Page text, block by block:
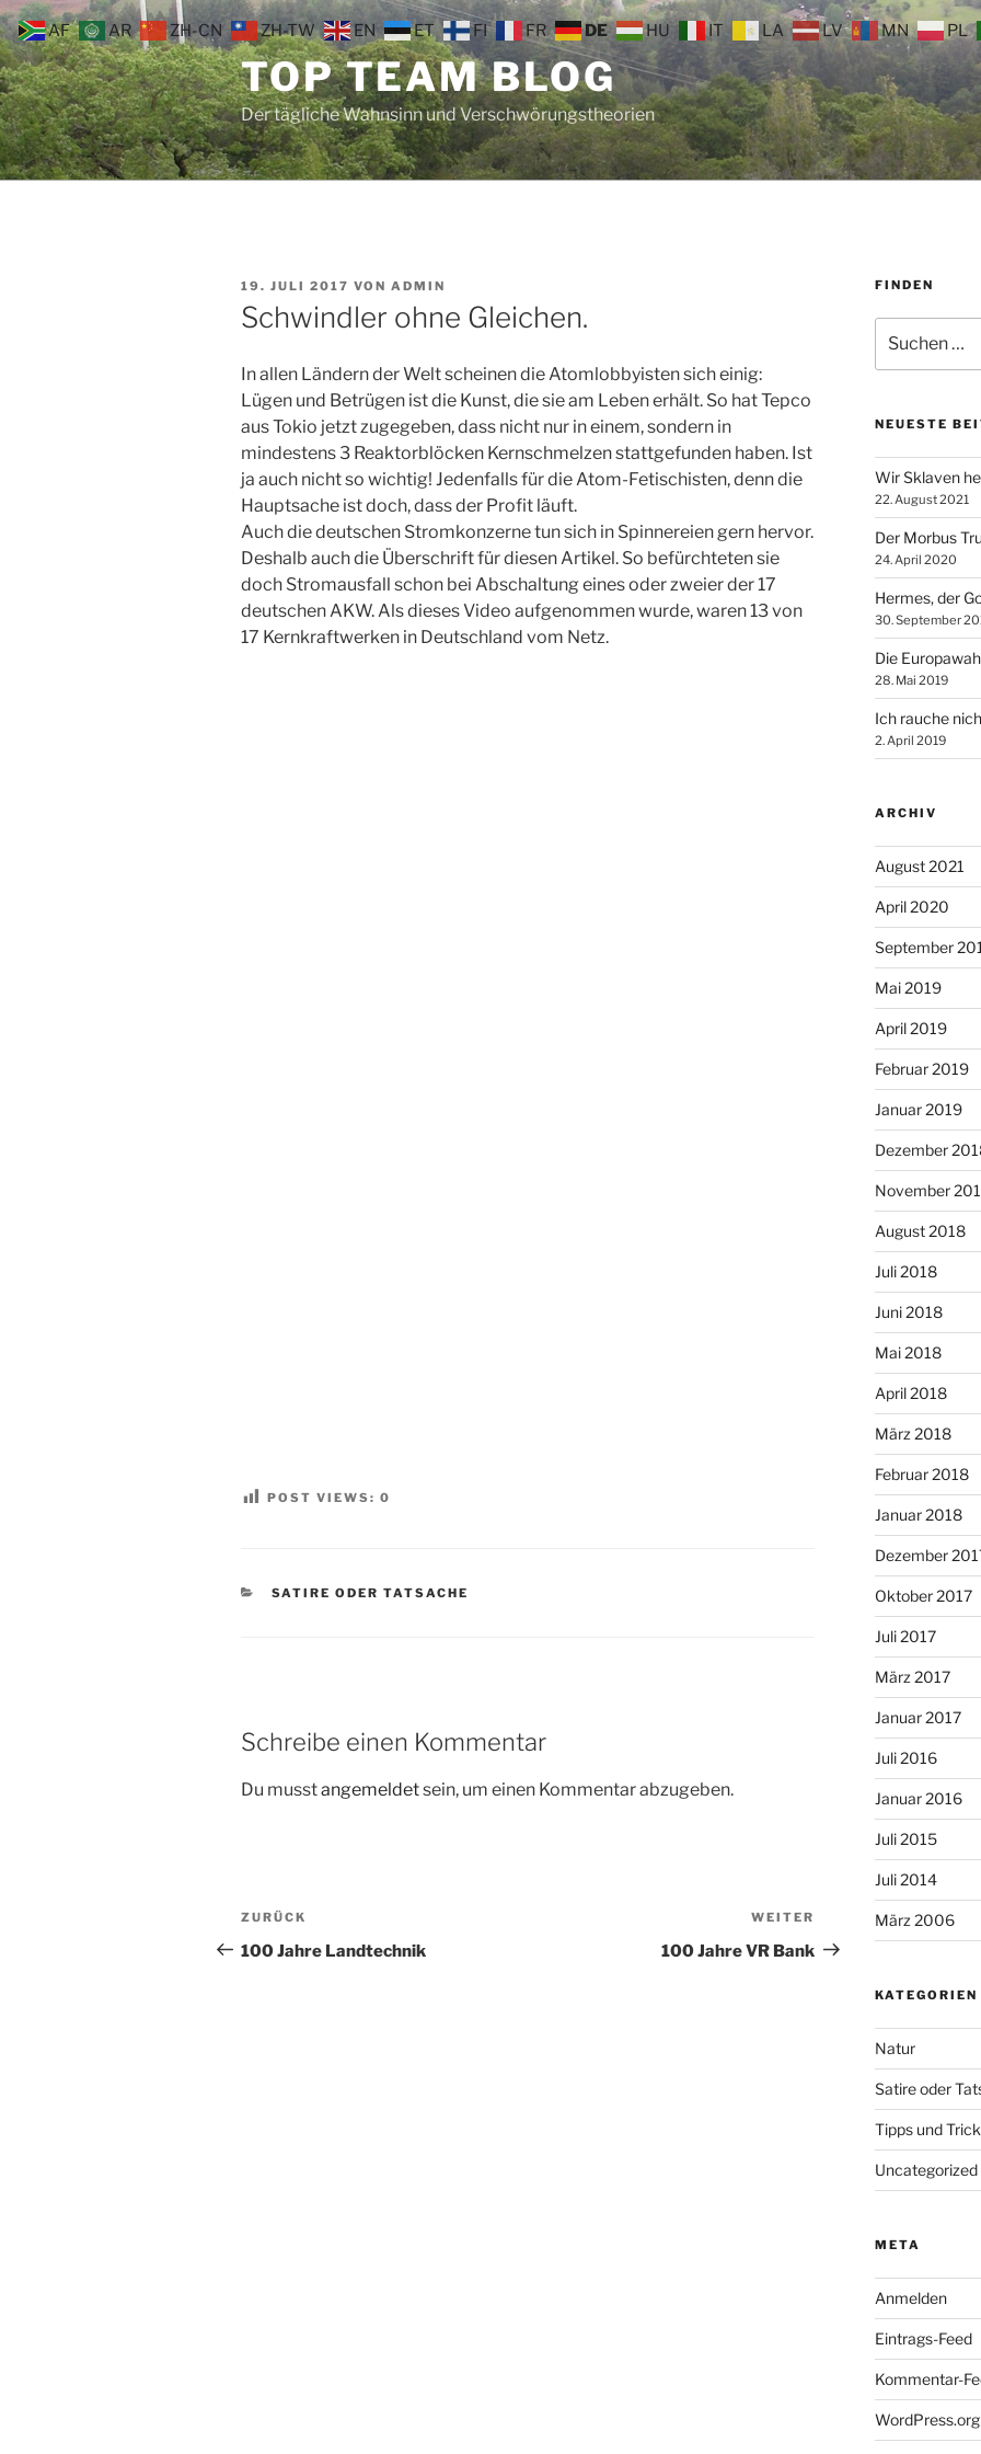
Zum
Inhalt
springen
TOP TEAM BLOG
Der tägliche Wahnsinn und Verschwörungstheorien
VERÖFFENTLICHT
AM
19. JULI 2017 VON ADMIN
Schwindler ohne Gleichen.
In allen Ländern der Welt scheinen die Atomlobbyisten sich einig:
Lügen und Betrügen ist die Kunst, die sie am Leben erhält. So hat Tepco
aus Tokio jetzt zugegeben, dass nicht nur in einem, sondern in
mindestens 3 Reaktorblöcken Kernschmelzen stattgefunden haben. Ist
ja auch nicht so wichtig! Jedenfalls für die Atom-Fetischisten, denn die
Hauptsache ist doch, dass der Profit läuft.
Auch die deutschen Stromkonzerne tun sich in Spinnereien gern hervor.
Deshalb auch die Überschrift für diesen Artikel. So befürchteten sie
doch Stromausfall schon bei Abschaltung eines oder zweier der 17
deutschen AKW. Als dieses Video aufgenommen wurde, waren 13 von
17 Kernkraftwerken in Deutschland vom Netz.
POST VIEWS: 0
KATEGORIEN
SATIRE ODER TATSACHE
Schreibe einen Kommentar
Du musstangemeldetsein, um einen Kommentar abzugeben.
Beitragsnavigation
Vorheriger
Beitrag
ZURÜCK
100 Jahre Landtechnik
Nächster
Beitrag
WEITER
100 Jahre VR Bank
FINDEN
nach:
NEUESTE
Wir Sklaven
22. August 2021
Der Morbus
24. April 2020
Hermes, der
30. September
Die
28. Mai 2019
Ich rauche
2. April 2019
ARCHIV
August 2021
April 2020
September
Mai 2019
April 2019
Februar 2019
Januar 2019
Dezember
November
August 2018
Juli 2018
Juni 2018
Mai 2018
April 2018
März 2018
Februar 2018
Januar 2018
Dezember
Oktober 2017
Juli 2017
März 2017
Januar 2017
Juli 2016
Januar 2016
Juli 2015
Juli 2014
März 2006
KATEGORIEN
Natur
Satire oder
Tipps und
Uncategorized
META
Anmelden
Eintrags-Feed
Kommentar-
WordPress.org
AF AR ZH-CN ZH-TW EN ET FI FR DE HU IT LA LV MN PL